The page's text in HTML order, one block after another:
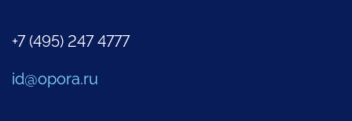
+7 (495) 247 4777
id@opora.ru